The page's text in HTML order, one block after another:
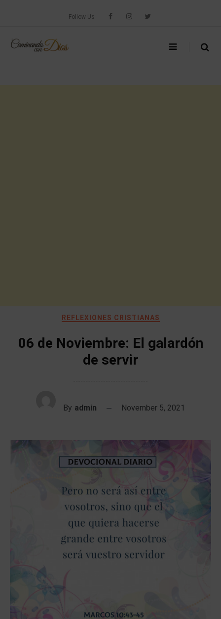
Follow Us
REFLEXIONES CRISTIANAS
06 de Noviembre: El galardón
de servir
By admin November 5, 2021